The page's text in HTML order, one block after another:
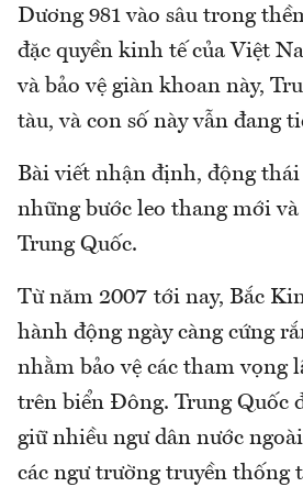
Dương 981 vào sâu trong
đặc quyền kinh tế của Việt
và bảo vệ giàn khoan này,
tàu, và con số này vẫn đang
Bài viết nhận định, động
những bước leo thang mới
Trung Quốc.
Từ năm 2007 tới nay, Bắc
hành động ngày càng cứng
nhằm bảo vệ các tham vọng
trên biển Đông. Trung Quốc
giữ nhiều ngư dân nước
các ngư trường truyền thống